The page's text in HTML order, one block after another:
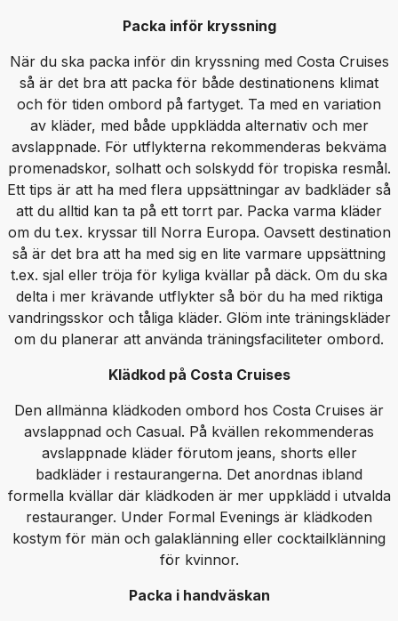
Packa inför kryssning
När du ska packa inför din kryssning med Costa Cruises
så är det bra att packa för både destinationens klimat
och för tiden ombord på fartyget. Ta med en variation
av kläder, med både uppklädda alternativ och mer
avslappnade. För utflykterna rekommenderas bekväma
promenadskor, solhatt och solskydd för tropiska resmål.
Ett tips är att ha med flera uppsättningar av badkläder så
att du alltid kan ta på ett torrt par. Packa varma kläder
om du t.ex. kryssar till Norra Europa. Oavsett destination
så är det bra att ha med sig en lite varmare uppsättning
t.ex. sjal eller tröja för kyliga kvällar på däck. Om du ska
delta i mer krävande utflykter så bör du ha med riktiga
vandringsskor och tåliga kläder. Glöm inte träningskläder
om du planerar att använda träningsfaciliteter ombord.
Klädkod på Costa Cruises
Den allmänna klädkoden ombord hos Costa Cruises är
avslappnad och Casual. På kvällen rekommenderas
avslappnade kläder förutom jeans, shorts eller
badkläder i restaurangerna. Det anordnas ibland
formella kvällar där klädkoden är mer uppklädd i utvalda
restauranger. Under Formal Evenings är klädkoden
kostym för män och galaklänning eller cocktailklänning
för kvinnor.
Packa i handväskan